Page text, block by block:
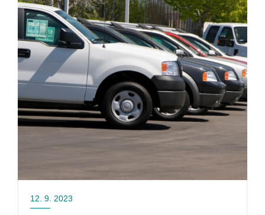
12. 9. 2023